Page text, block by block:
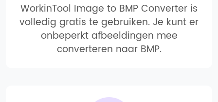
WorkinTool Image to BMP Converter is
volledig gratis te gebruiken. Je kunt er
onbeperkt afbeeldingen mee
converteren naar BMP.